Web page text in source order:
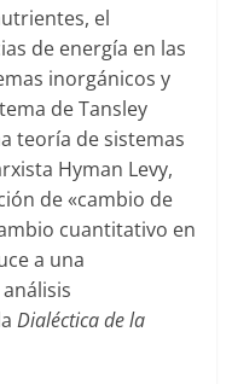
el
de energía en las
inorgánicos y
de Tansley
teoría de sistemas
Hyman Levy,
de «cambio de
cuantitativo en
a una
Dialéctica de la